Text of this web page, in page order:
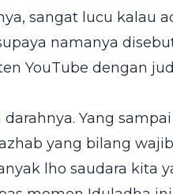
sangat lucu kalau
namanya
YouTube dengan
Yang
yang bilang
lho saudara kita